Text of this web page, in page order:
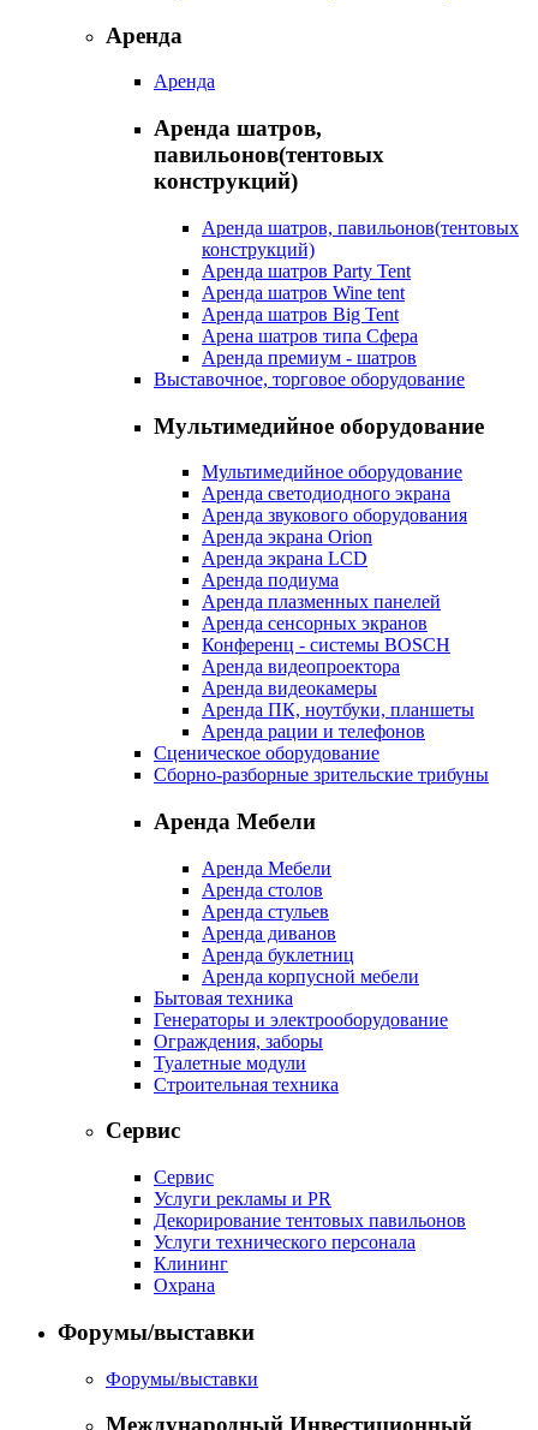
Аренда
Аренда
Аренда шатров,
павильонов(тентовых
конструкций)
Аренда шатров, павильонов(тентовых
конструкций)
Аренда шатров Party Tent
Аренда шатров Wine tent
Аренда шатров Big Tent
Арена шатров типа Сфера
Аренда премиум - шатров
Выставочное, торговое оборудование
Мультимедийное оборудование
Мультимедийное оборудование
Аренда светодиодного экрана
Аренда звукового оборудования
Аренда экрана Orion
Аренда экрана LCD
Аренда подиума
Аренда плазменных панелей
Аренда сенсорных экранов
Конференц - системы BOSCH
Аренда видеопроектора
Аренда видеокамеры
Аренда ПК, ноутбуки, планшеты
Аренда рации и телефонов
Сценическое оборудование
Сборно-разборные зрительские трибуны
Аренда Мебели
Аренда Мебели
Аренда столов
Аренда стульев
Аренда диванов
Аренда буклетниц
Аренда корпусной мебели
Бытовая техника
Генераторы и электрооборудование
Ограждения, заборы
Туалетные модули
Строительная техника
Сервис
Сервис
Услуги рекламы и PR
Декорирование тентовых павильонов
Услуги технического персонала
Клининг
Охрана
Форумы/выставки
Форумы/выставки